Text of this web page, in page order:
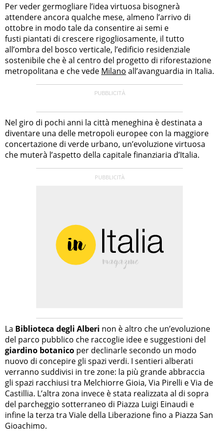
Per veder germogliare l’idea virtuosa bisognerà
attendere ancora qualche mese, almeno l’arrivo di
ottobre in modo tale da consentire ai semi e
fusti piantati di crescere rigogliosamente, il tutto
all’ombra del bosco verticale, l’edificio residenziale
sostenibile che è al centro del progetto di riforestazione
metropolitana e che vede Milano all’avanguardia in Italia.
Nel giro di pochi anni la città meneghina è destinata a
diventare una delle metropoli europee con la maggiore
concertazione di verde urbano, un’evoluzione virtuosa
che muterà l’aspetto della capitale finanziaria d’Italia.
La Biblioteca degli Alberi non è altro che un’evoluzione
del parco pubblico che raccoglie idee e suggestioni del
giardino botanico per declinarle secondo un modo
nuovo di concepire gli spazi verdi. I sentieri alberati
verranno suddivisi in tre zone: la più grande abbraccia
gli spazi racchiusi tra Melchiorre Gioia, Via Pirelli e Via de
Castillia. L’altra zona invece è stata realizzata al di sopra
del parcheggio sotterraneo di Piazza Luigi Einaudi e
infine la terza tra Viale della Liberazione fino a Piazza San
Gioachimo.